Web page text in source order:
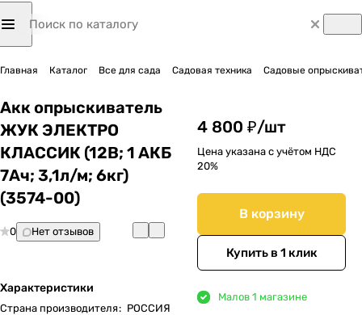
Главная Каталог Все для сада Садовая техника Садовые
Акк опрыскиватель
ЖУК ЭЛЕКТРО
КЛАССИК (12В; 1 АКБ
7Ач; 3,1л/м; 6кг)
(3574-00)
0 Нет отзывов
Характеристики
Страна производителя: РОССИЯ
4 800 ₽/шт
Цена указана с учётом НДС
20%
В корзину
Купить в 1 клик
Малов 1 магазине